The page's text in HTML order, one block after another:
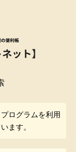
ログラムを利用
ます。